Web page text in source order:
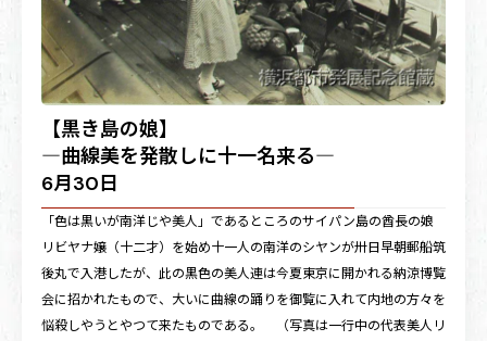
【黒き島の娘】
―曲線美を発散しに十一名来る―
6月30日
「色は黒いが南洋じや美人」であるところのサイパン島の酋長の娘
リビヤナ嬢（十二才）を始め十一人の南洋のシヤンが卅日早朝郵船筑
後丸で入港したが、此の黒色の美人連は今夏東京に開かれる納涼博覧
会に招かれたもので、大いに曲線の踊りを御覧に入れて内地の方々を
悩殺しやうとやつて来たものである。 （写真は一行中の代表美人リ